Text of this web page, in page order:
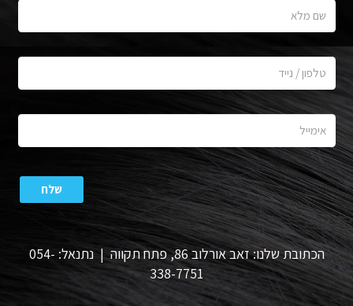
הכתובת שלנו: זאב אורלוב 86, פתח תקווה | נתנאל: 054-
338-7751